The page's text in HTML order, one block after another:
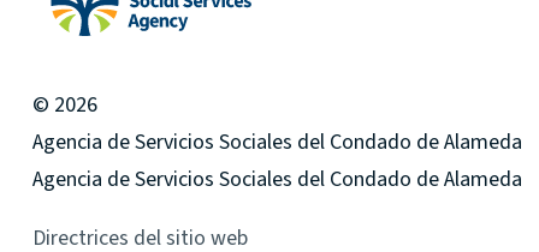
© 2026
Agencia de Servicios Sociales del Condado de Alameda
Agencia de Servicios Sociales del Condado de Alameda
Directrices del sitio web